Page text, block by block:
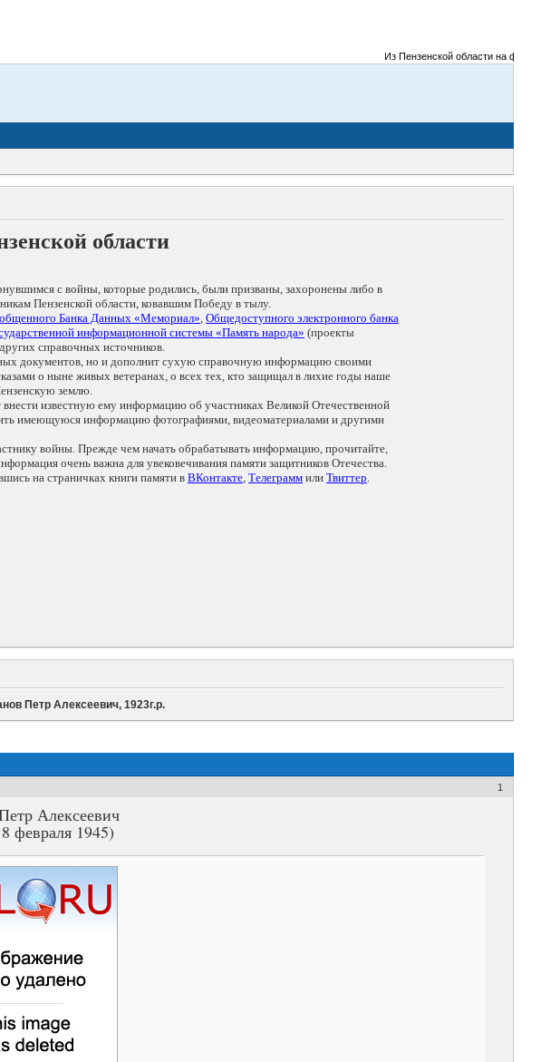
Из Пензенской области на фронты
области
с войны, которые родились, были призваны, захоронены либо в
Пензенской области, ковавшим Победу в тылу.
Банка Данных «Мемориал», Общедоступного электронного банка
информационной системы «Память народа» (проекты
справочных источников.
документов, но и дополнит сухую справочную информацию своими
о ныне живых ветеранах, о всех тех, кто защищал в лихие годы наше
землю.
известную ему информацию об участниках Великой Отечественной
имеющуюся информацию фотографиями, видеоматериалами и другими
войны. Прежде чем начать обрабатывать информацию, прочитайте,
очень важна для увековечивания памяти защитников Отечества.
на страничках книги памяти в ВКонтакте, Телеграмм или Твиттер.
Петр Алексеевич, 1923г.р.
1
Алексеевич
февраля 1945)